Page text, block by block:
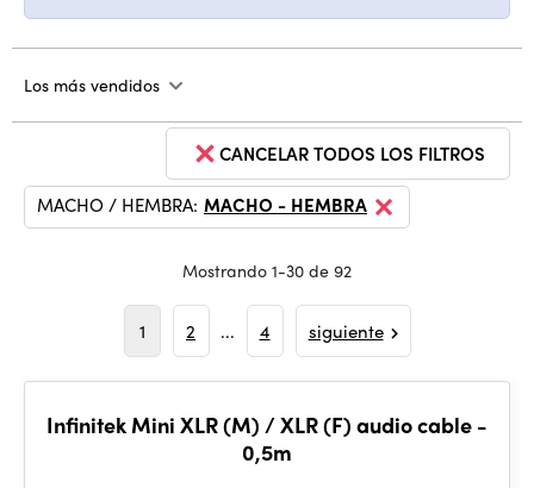
Los más vendidos
CANCELAR TODOS LOS FILTROS
MACHO / HEMBRA: MACHO - HEMBRA
Mostrando 1-30 de 92
1 2 ... 4 siguiente
Infinitek Mini XLR (M) / XLR (F) audio cable -
0,5m